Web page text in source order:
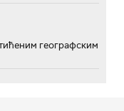
географским